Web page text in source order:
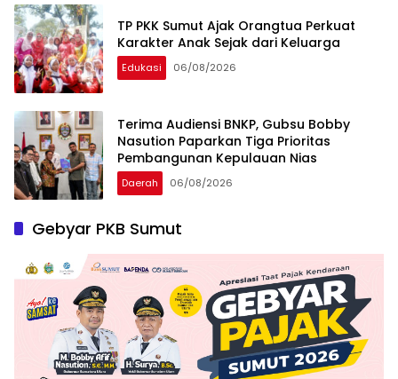
TP PKK Sumut Ajak Orangtua Perkuat
Karakter Anak Sejak dari Keluarga
Edukasi 06/08/2026
Terima Audiensi BNKP, Gubsu Bobby
Nasution Paparkan Tiga Prioritas
Pembangunan Kepulauan Nias
Daerah 06/08/2026
Gebyar PKB Sumut